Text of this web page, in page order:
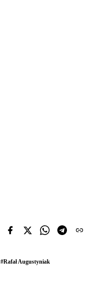
#Rafał Augustyniak